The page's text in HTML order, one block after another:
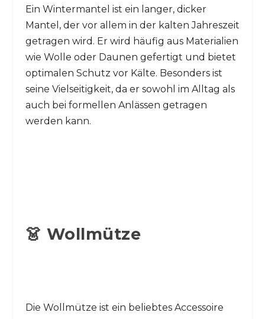
Ein Wintermantel ist ein langer, dicker
Mantel, der vor allem in der kalten Jahreszeit
getragen wird. Er wird häufig aus Materialien
wie Wolle oder Daunen gefertigt und bietet
optimalen Schutz vor Kälte. Besonders ist
seine Vielseitigkeit, da er sowohl im Alltag als
auch bei formellen Anlässen getragen
werden kann.
👗 Wollmütze
Die Wollmütze ist ein beliebtes Accessoire